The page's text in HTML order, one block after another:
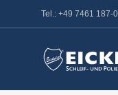
Tel.: +49 7461 187-0